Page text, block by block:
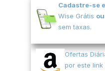
Cadastre-se
Wise Grátis ou
sem taxas.
Ofertas
por este link